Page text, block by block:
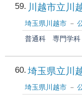
59 川越市立川
埼玉県川越市
普通科
専門学科
60 埼玉県立川
埼玉県川越市